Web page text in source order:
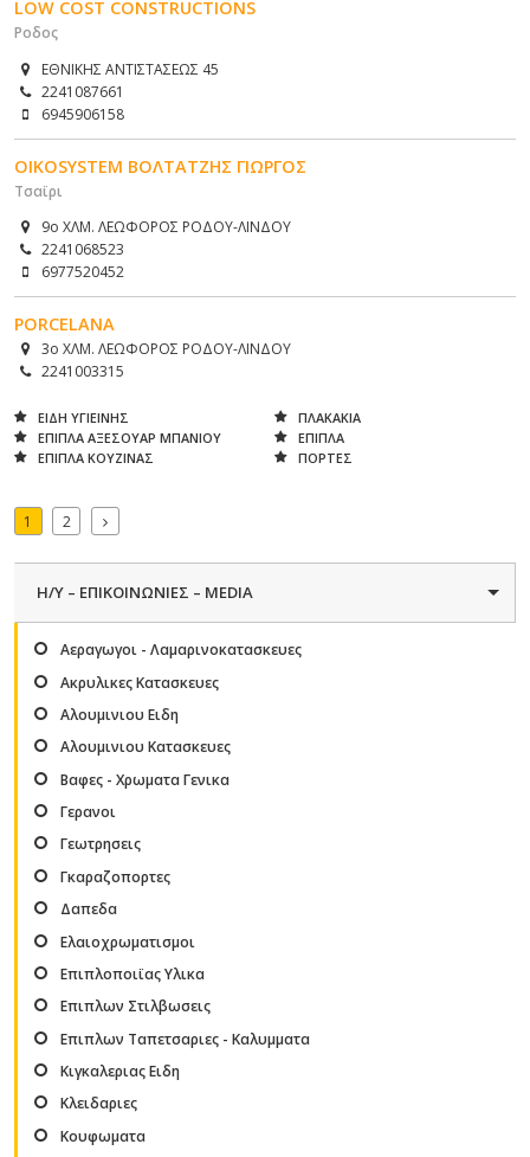
LOW COST CONSTRUCTIONS
Ροδος
ΕΘΝΙΚΗΣ ΑΝΤΙΣΤΑΣΕΩΣ 45
2241087661
6945906158
OIKOSYSTEM ΒΟΛΤΑΤΖΗΣ ΓΙΩΡΓΟΣ
Τσαϊρι
9ο ΧΛΜ. ΛΕΩΦΟΡΟΣ ΡΟΔΟΥ-ΛΙΝΔΟΥ
2241068523
6977520452
PORCELANA
3o ΧΛΜ. ΛΕΩΦΟΡΟΣ ΡΟΔΟΥ-ΛΙΝΔΟΥ
2241003315
ΕΙΔΗ ΥΓΙΕΙΝΗΣ
ΠΛΑΚΑΚΙΑ
ΕΠΙΠΛΑ ΑΞΕΣΟΥΑΡ ΜΠΑΝΙΟΥ
ΕΠΙΠΛΑ
ΕΠΙΠΛΑ ΚΟΥΖΙΝΑΣ
ΠΟΡΤΕΣ
1 2
H/Y – ΕΠΙΚΟΙΝΩΝΙΕΣ – MEDIA
Αεραγωγοι - Λαμαρινοκατασκευες
Ακρυλικες Κατασκευες
Αλουμινιου Ειδη
Αλουμινιου Κατασκευες
Βαφες - Χρωματα Γενικα
Γερανοι
Γεωτρησεις
Γκαραζοπορτες
Δαπεδα
Ελαιοχρωματισμοι
Επιπλοποιϊας Υλικα
Επιπλων Στιλβωσεις
Επιπλων Ταπετσαριες - Καλυμματα
Κιγκαλεριας Ειδη
Κλειδαριες
Κουφωματα